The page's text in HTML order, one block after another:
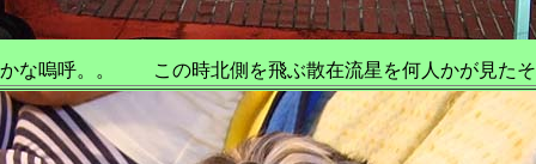
な嗚呼。。 この時北側を飛ぶ散在流星を何人かが見た